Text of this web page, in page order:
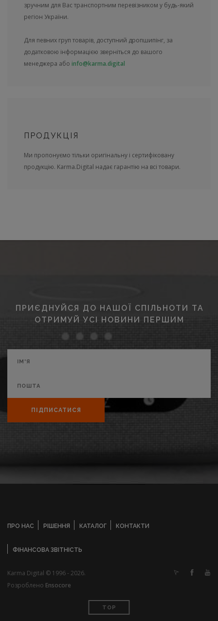
зручним для Вас транспортним перевізником у будь-який
регіон України.
Для певних груп товарів, доступний дропшипінг, за
додатковою інформацією зверніться до вашого
менеджера або info@karma.digital
ПРОДУКЦІЯ
Ми пропонуємо тільки оригінальну і сертифіковану
продукцію. Karma.Digital надає гарантію на всі товари.
ПРИЄДНУЙСЯ ДО НАШОЇ СПІЛЬНОТИ ТА
ОТРИМУЙ УСІ НОВИНИ ПЕРШИМ
ПІДПИСАТИСЯ
ПРО НАС РІШЕННЯ КАТАЛОГ КОНТАКТИ
ФІНАНСОВА ЗВІТНІСТЬ
Karma Digital © 1996 - 2026.
Розроблено Ensocore
TOP